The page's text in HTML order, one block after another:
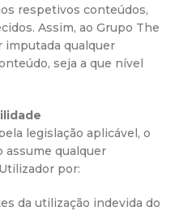
respetivos conteúdos,
Assim, ao Grupo The
imputada qualquer
seja a que nível
legislação aplicável, o
assume qualquer
por:
da utilização indevida do